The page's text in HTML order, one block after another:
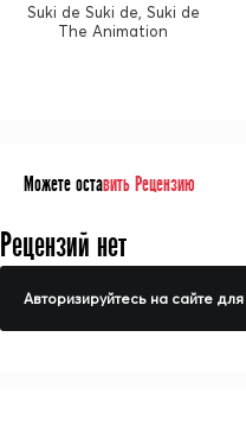
Suki de Suki de, Suki de
The Animation
Можете оставить Рецензию
Рецензий нет
Авторизируйтесь на сайте